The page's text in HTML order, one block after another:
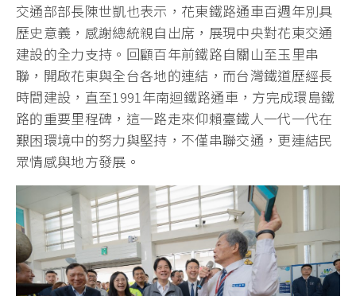
交通部部長陳世凱也表示，花東鐵路通車百週年別具
歷史意義，感謝總統親自出席，展現中央對花東交通
建設的全力支持。回顧百年前鐵路自關山至玉里串
聯，開啟花東與全台各地的連結，而台灣鐵道歷經長
時間建設，直至1991年南迴鐵路通車，方完成環島鐵
路的重要里程碑，這一路走來仰賴臺鐵人一代一代在
艱困環境中的努力與堅持，不僅串聯交通，更連結民
眾情感與地方發展。